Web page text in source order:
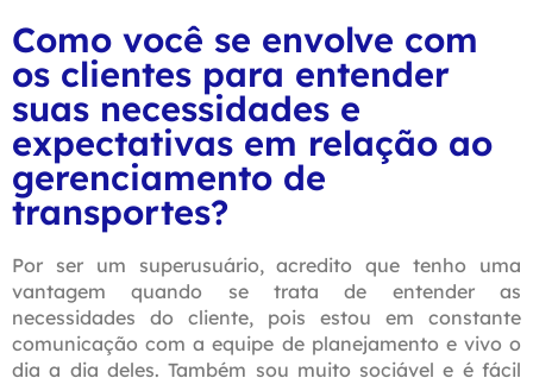
Como você se envolve com
os clientes para entender
suas necessidades e
expectativas em relação ao
gerenciamento de
transportes?
Por ser um superusuário, acredito que tenho uma
vantagem quando se trata de entender as
necessidades do cliente, pois estou em constante
comunicação com a equipe de planejamento e vivo o
dia a dia deles. Também sou muito sociável e é fácil